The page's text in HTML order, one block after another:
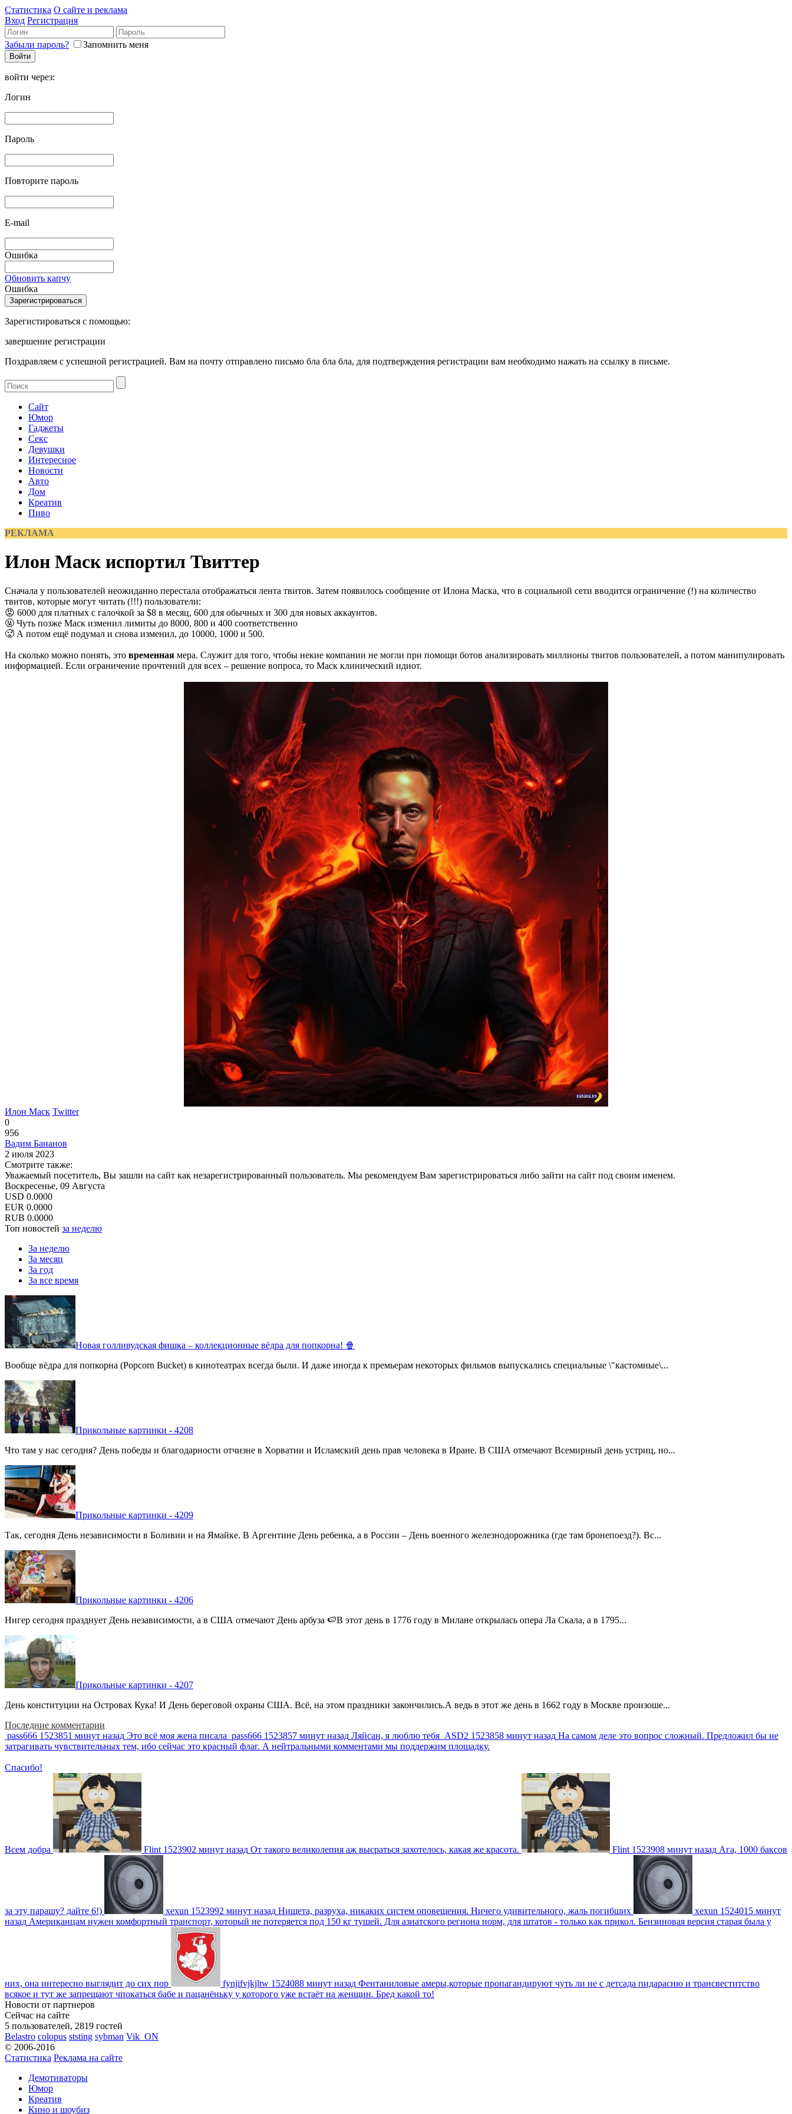
Статистика О сайте и реклама
Вход Регистрация
Забыли пароль? Запомнить меня
войти через:
Логин
Пароль
Повторите пароль
E-mail
Ошибка
Обновить капчу
Ошибка
Зарегистироваться с помощью:
завершение регистрации
Поздравляем с успешной регистрацией. Вам на почту отправлено письмо бла бла бла, для подтверждения регистрации вам необходимо нажать на ссылку в письме.
Сайт
Юмор
Гаджеты
Секс
Девушки
Интересное
Новости
Авто
Дом
Креатив
Пиво
РЕКЛАМА
Илон Маск испортил Твиттер
Сначала у пользователей неожиданно перестала отображаться лента твитов. Затем появилось сообщение от Илона Маска, что в социальной сети вводится ограничение (!) на количество
твитов, которые могут читать (!!!) пользователи:
😡 6000 для платных с галочкой за $8 в месяц, 600 для обычных и 300 для новых аккаунтов.
🤬 Чуть позже Маск изменил лимиты до 8000, 800 и 400 соответственно
🥵 А потом ещё подумал и снова изменил, до 10000, 1000 и 500.
На сколько можно понять, это временная мера. Служит для того, чтобы некие компании не могли при помощи ботов анализировать миллионы твитов пользователей, а потом манипулировать
информацией. Если ограничение прочтений для всех – решение вопроса, то Маск клинический идиот.
Илон Маск Twitter
0
956
Вадим Бананов
2 июля 2023
Смотрите также:
Уважаемый посетитель, Вы зашли на сайт как незарегистрированный пользователь. Мы рекомендуем Вам зарегистрироваться либо зайти на сайт под своим именем.
Воскресенье, 09 Августа
USD 0.0000
EUR 0.0000
RUB 0.0000
Топ новостей за неделю
За неделю
За месяц
За год
За все время
Новая голливудская фишка – коллекционные вёдра для попкорна! 🍿
Вообще вёдра для попкорна (Popcorn Bucket) в кинотеатрах всегда были. И даже иногда к премьерам некоторых фильмов выпускались специальные \"кастомные\...
Прикольные картинки - 4208
Что там у нас сегодня? День победы и благодарности отчизне в Хорватии и Исламский день прав человека в Иране. В США отмечают Всемирный день устриц, но...
Прикольные картинки - 4209
Так, сегодня День независимости в Боливии и на Ямайке. В Аргентине День ребенка, а в России – День военного железнодорожника (где там бронепоезд?). Вс...
Прикольные картинки - 4206
Нигер сегодня празднует День независимости, а в США отмечают День арбуза 🍉В этот день в 1776 году в Милане открылась опера Ла Скала, а в 1795...
Прикольные картинки - 4207
День конституции на Островах Кука! И День береговой охраны США. Всё, на этом праздники закончились.А ведь в этот же день в 1662 году в Москве произоше...
Последние комментарии
pass666 1523851 минут назад Это всё моя жена писала pass666 1523857 минут назад Ляйсан, я люблю тебя ASD2 1523858 минут назад На самом деле это вопрос сложный. Предложил бы не
затрагивать чувствительных тем, ибо сейчас это красный флаг. А нейтральными комментами мы поддержим площадку.
Спасибо!
Всем добра Flint 1523902 минут назад От такого великолепия аж высраться захотелось, какая же красота. Flint 1523908 минут назад Ага, 1000 баксов
за эту парашу? дайте 6!) xexun 1523992 минут назад Нищета, разруха, никаких систем оповещения. Ничего удивительного, жаль погибших xexun 1524015 минут
назад Американцам нужен комфортный транспорт, который не потеряется под 150 кг тушей. Для азиатского региона норм, для штатов - только как прикол. Бензиновая версия старая была у
них, она интересно выглядит до сих пор fynjifvjkjltw 1524088 минут назад Фентаниловые амеры,которые пропагандируют чуть ли не с детсада пидарасню и трансвеститство
всякое и тут же запрещают чпокаться бабе и пацанёньку у которого уже встаёт на женщин. Бред какой то!
Новости от партнеров
Сейчас на сайте
5 пользователей, 2819 гостей
Belastro colopus ststing sybman Vik_ON
© 2006-2016
Статистика Реклама на сайте
Демотиваторы
Юмор
Креатив
Кино и шоубиз